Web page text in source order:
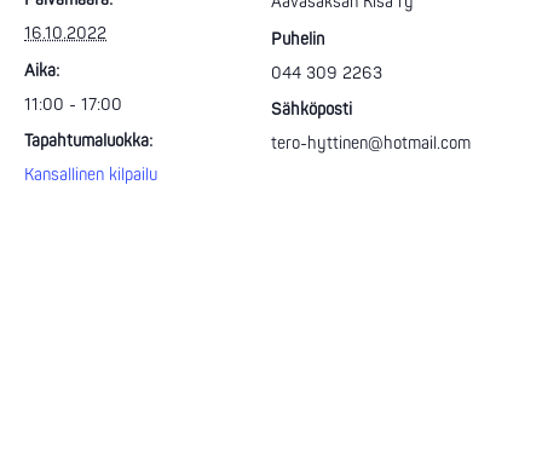
16.10.2022
Aika:
11:00 - 17:00
Tapahtumaluokka:
Kansallinen kilpailu
Puhelin
044 309 2263
Sähköposti
tero-hyttinen@hotmail.com